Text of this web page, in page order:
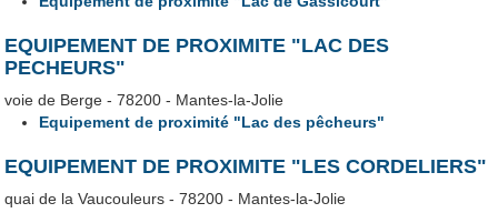
EQUIPEMENT DE PROXIMITE "LAC DES
PECHEURS"
voie de Berge - 78200 - Mantes-la-Jolie
Equipement de proximité "Lac des pêcheurs"
EQUIPEMENT DE PROXIMITE "LES CORDELIERS"
quai de la Vaucouleurs - 78200 - Mantes-la-Jolie